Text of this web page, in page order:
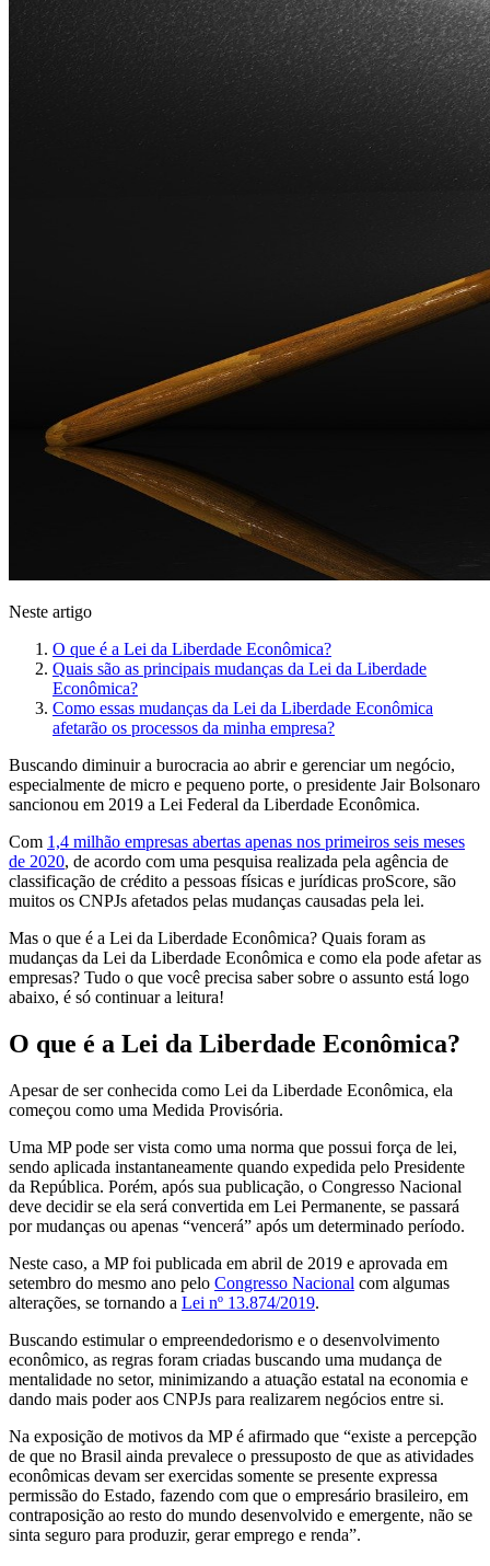
Neste artigo
O que é a Lei da Liberdade Econômica?
Quais são as principais mudanças da Lei da Liberdade
Econômica?
Como essas mudanças da Lei da Liberdade Econômica
afetarão os processos da minha empresa?
Buscando diminuir a burocracia ao abrir e gerenciar um negócio,
especialmente de micro e pequeno porte, o presidente Jair Bolsonaro
sancionou em 2019 a Lei Federal da Liberdade Econômica.
Com 1,4 milhão empresas abertas apenas nos primeiros seis meses
de 2020, de acordo com uma pesquisa realizada pela agência de
classificação de crédito a pessoas físicas e jurídicas proScore, são
muitos os CNPJs afetados pelas mudanças causadas pela lei.
Mas o que é a Lei da Liberdade Econômica? Quais foram as
mudanças da Lei da Liberdade Econômica e como ela pode afetar as
empresas? Tudo o que você precisa saber sobre o assunto está logo
abaixo, é só continuar a leitura!
O que é a Lei da Liberdade Econômica?
Apesar de ser conhecida como Lei da Liberdade Econômica, ela
começou como uma Medida Provisória.
Uma MP pode ser vista como uma norma que possui força de lei,
sendo aplicada instantaneamente quando expedida pelo Presidente
da República. Porém, após sua publicação, o Congresso Nacional
deve decidir se ela será convertida em Lei Permanente, se passará
por mudanças ou apenas “vencerá” após um determinado período.
Neste caso, a MP foi publicada em abril de 2019 e aprovada em
setembro do mesmo ano pelo Congresso Nacional com algumas
alterações, se tornando a Lei nº 13.874/2019.
Buscando estimular o empreendedorismo e o desenvolvimento
econômico, as regras foram criadas buscando uma mudança de
mentalidade no setor, minimizando a atuação estatal na economia e
dando mais poder aos CNPJs para realizarem negócios entre si.
Na exposição de motivos da MP é afirmado que “existe a percepção
de que no Brasil ainda prevalece o pressuposto de que as atividades
econômicas devam ser exercidas somente se presente expressa
permissão do Estado, fazendo com que o empresário brasileiro, em
contraposição ao resto do mundo desenvolvido e emergente, não se
sinta seguro para produzir, gerar emprego e renda”.